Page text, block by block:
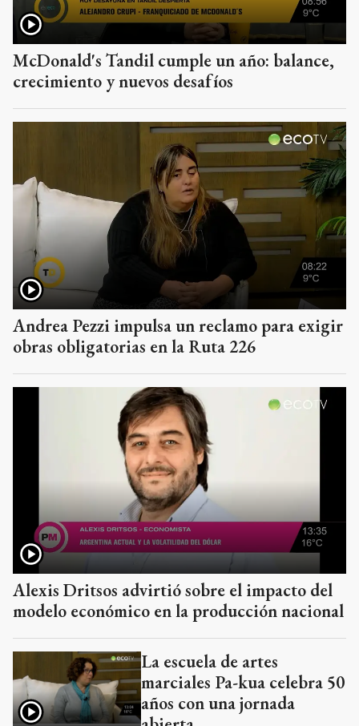
McDonald's Tandil cumple un año: balance,
crecimiento y nuevos desafíos
Andrea Pezzi impulsa un reclamo para exigir
obras obligatorias en la Ruta 226
Alexis Dritsos advirtió sobre el impacto del
modelo económico en la producción nacional
La escuela de artes
marciales Pa-kua celebra 50
años con una jornada